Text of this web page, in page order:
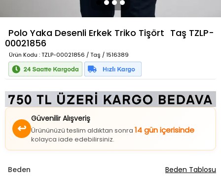
Polo Yaka Desenli Erkek Triko Tişört Taş TZLP-
00021856
Ürün Kodu : TZLP-00021856 / Taş / 1516389
↩
Güvenilir Alışveriş
Ürününüzü teslim aldıktan sonra 14 gün içerisinde
kolayca iade edebilirsiniz.
Beden Beden Tablosu